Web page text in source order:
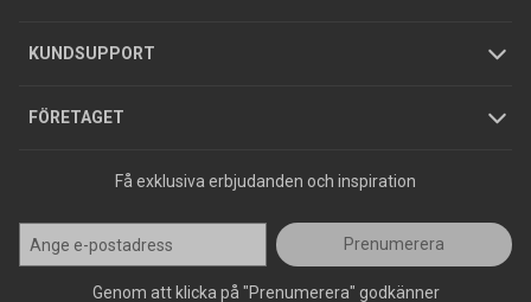
KUNDSUPPORT
Varumärken
FÖRETAGET
Jobba hos oss
Press
Få exklusiva erbjudanden och inspiration
Prenumerera
Genom att klicka på "Prenumerera" godkänner